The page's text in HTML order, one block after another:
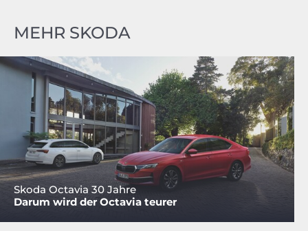
MEHR SKODA
Skoda Octavia 30 Jahre
Darum wird der Octavia teurer